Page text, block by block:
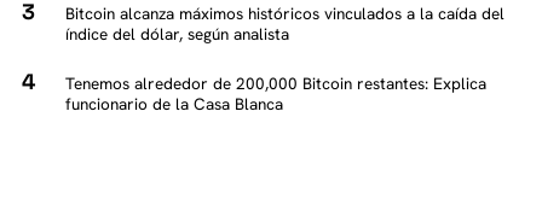
Bitcoin alcanza máximos históricos vinculados a la caída del
índice del dólar, según analista
Tenemos alrededor de 200,000 Bitcoin restantes: Explica
funcionario de la Casa Blanca